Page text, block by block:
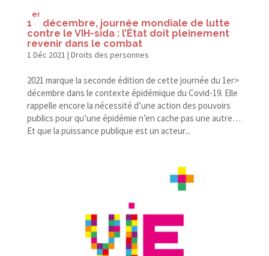
1
er
décembre, journée mondiale de lutte
contre le VIH-​sida : l’État doit pleinement
revenir dans le combat
1 Déc 2021 | Droits des personnes
2021 marque la seconde édition de cette journée du 1er>
décembre dans le contexte épidémique du Covid-​19. Elle
rappelle encore la nécessité d’une action des pouvoirs
publics pour qu’une épidémie n’en cache pas une autre…
Et que la puissance publique est un acteur...